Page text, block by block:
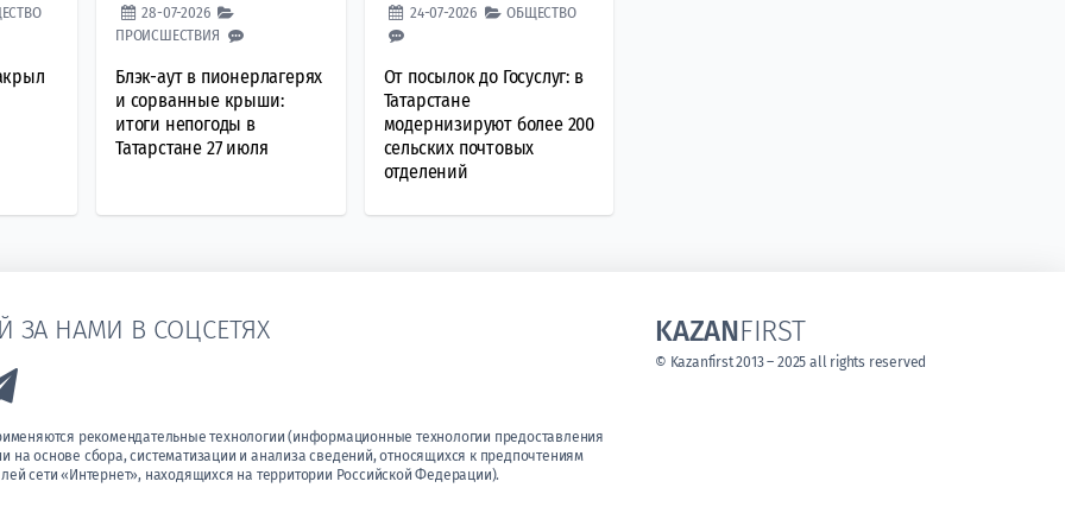
28-07-2026
ПРОИСШЕСТВИЯ
Блэк-аут в пионерлагерях
и сорванные крыши:
итоги непогоды в
Татарстане 27 июля
24-07-2026 ОБЩЕСТВО
От посылок до Госуслуг: в
Татарстане
модернизируют более 200
сельских почтовых
отделений
ЗА НАМИ В СОЦСЕТЯХ
to Vk
рекомендательные технологии (информационные технологии предоставления
на основе сбора, систематизации и анализа сведений, относящихся к предпочтениям
сети «Интернет», находящихся на территории Российской Федерации).
KAZANFIRST
© Kazanfirst 2013 – 2025 all rights reserved